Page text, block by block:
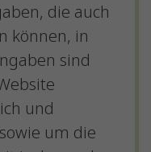
die auch
können, in
sind
und
um die